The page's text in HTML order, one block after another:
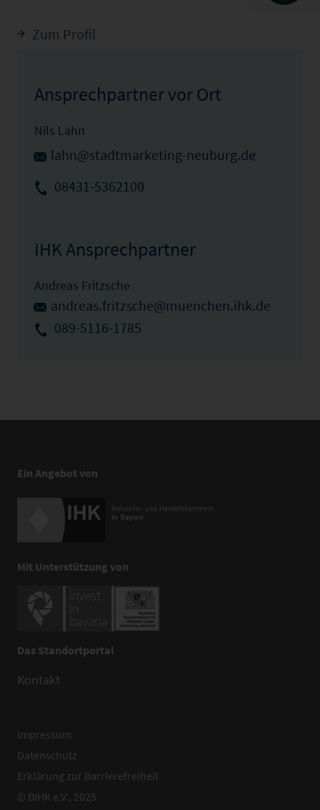
Zum Profil
Ansprechpartner vor Ort
Nils Lahn
lahn@stadtmarketing-neuburg.de
08431-5362100
IHK Ansprechpartner
Andreas Fritzsche
andreas.fritzsche@muenchen.ihk.de
089-5116-1785
Ein Angebot von
Mit Unterstützung von
Das Standortportal
Kontakt
Impressum
Datenschutz
Erklärung zur Barrierefreiheit
© BIHK e.V., 2025